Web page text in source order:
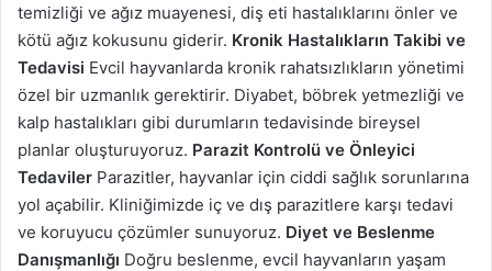
temizliği ve ağız muayenesi, diş eti hastalıklarını önler ve
kötü ağız kokusunu giderir. Kronik Hastalıkların Takibi ve
Tedavisi Evcil hayvanlarda kronik rahatsızlıkların yönetimi
özel bir uzmanlık gerektirir. Diyabet, böbrek yetmezliği ve
kalp hastalıkları gibi durumların tedavisinde bireysel
planlar oluşturuyoruz. Parazit Kontrolü ve Önleyici
Tedaviler Parazitler, hayvanlar için ciddi sağlık sorunlarına
yol açabilir. Kliniğimizde iç ve dış parazitlere karşı tedavi
ve koruyucu çözümler sunuyoruz. Diyet ve Beslenme
Danışmanlığı Doğru beslenme, evcil hayvanların yaşam